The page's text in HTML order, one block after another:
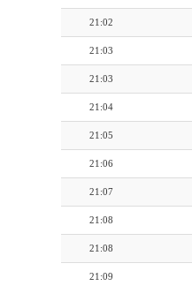
21:02
21:03
21:03
21:04
21:05
21:06
21:07
21:08
21:08
21:09